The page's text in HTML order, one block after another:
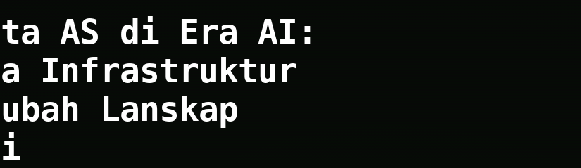
AS di Era AI:
Infrastruktur
Lanskap